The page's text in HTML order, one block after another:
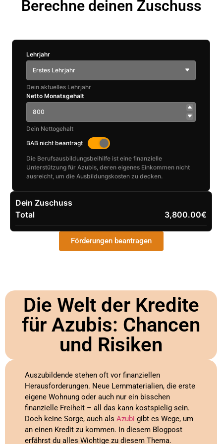
Berechne deinen Zuschuss
Lehrjahr
Erstes Lehrjahr
Dein aktuelles Lehrjahr
Netto Monatsgehalt
Dein Nettogehalt
BAB nicht beantragt
Die Berufsausbildungsbeihilfe ist eine finanzielle
Unterstützung für Azubis, deren eigenes Einkommen nicht
ausreicht, um die Ausbildungskosten zu decken.
Dein Zuschuss
Total
3,800.00€
Förderungen beantragen
Die Welt der Kredite
für Azubis: Chancen
und Risiken
Auszubildende stehen oft vor finanziellen
Herausforderungen. Neue Lernmaterialien, die erste
eigene Wohnung oder auch nur ein bisschen
finanzielle Freiheit – all das kann kostspielig sein.
Doch keine Sorge, auch als Azubi gibt es Wege, um
an einen Kredit zu kommen. In diesem Blogpost
erfährst du alles Wichtige zu diesem Thema.